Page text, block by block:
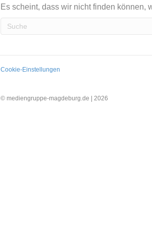
Es scheint, dass wir nicht finden
Cookie-Einstellungen
© mediengruppe-magdeburg.de | 2026